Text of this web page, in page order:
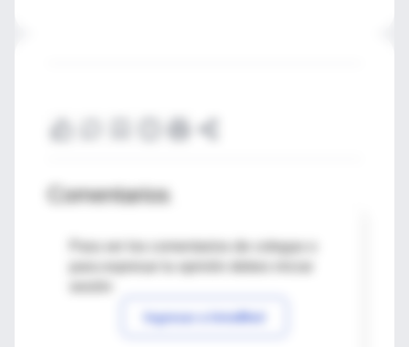
Comentarios
Para ver los comentarios de colegas o
Ingresar a IntraMed